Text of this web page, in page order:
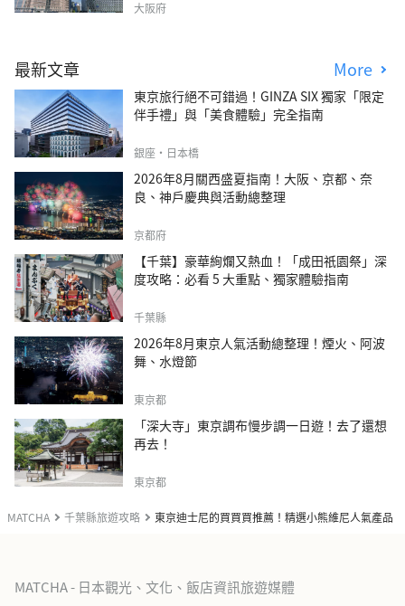
MATCHA 千葉縣旅遊攻略 東京迪士尼的買買買推薦！精選小熊維尼人氣產品
大阪府
最新文章 More
東京旅行絕不可錯過！GINZA SIX 獨家「限定
伴手禮」與「美食體驗」完全指南
銀座・日本橋
2026年8月關西盛夏指南！大阪、京都、奈
良、神戶慶典與活動總整理
京都府
【千葉】豪華絢爛又熱血！「成田祇園祭」深
度攻略：必看 5 大重點、獨家體驗指南
千葉縣
2026年8月東京人氣活動總整理！煙火、阿波
舞、水燈節
東京都
「深大寺」東京調布慢步調一日遊！去了還想
再去！
東京都
MATCHA - 日本觀光、文化、飯店資訊旅遊媒體